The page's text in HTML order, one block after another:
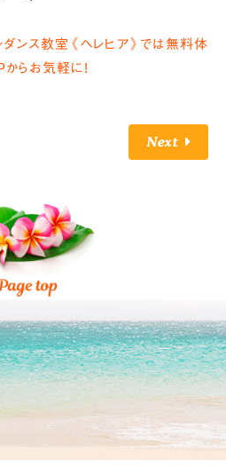
ダンス教室《ヘレヒア》では無料体
らお気軽に!
Next